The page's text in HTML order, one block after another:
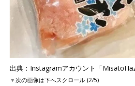
出典：Instagramアカウント「
▼次の画像は下へスクロール (2/5)